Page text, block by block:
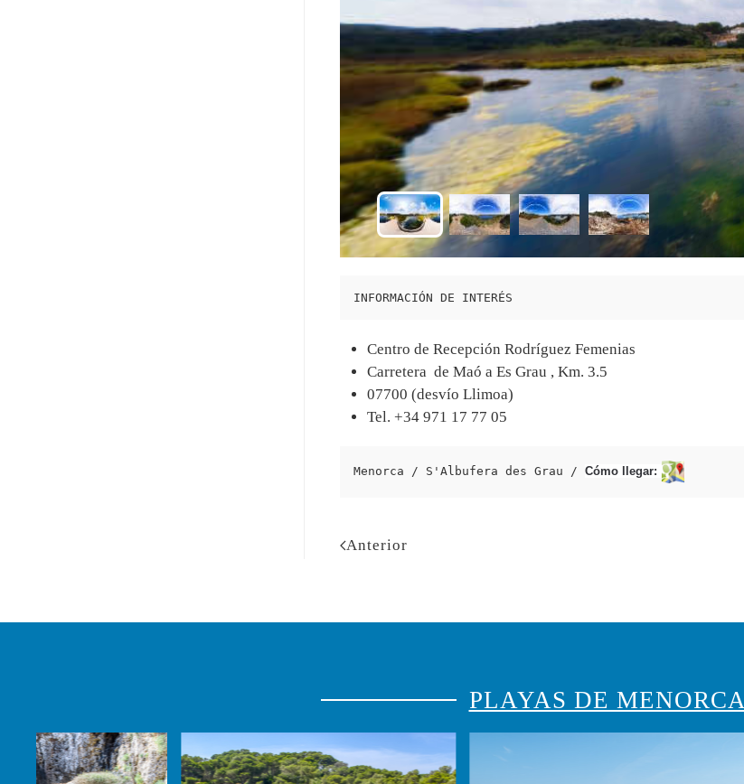
INFORMACIÓN DE INTERÉS
Centro de Recepción Rodríguez Femenias
Carretera de Maó a Es Grau , Km. 3.5
07700 (desvío Llimoa)
Tel. +34 971 17 77 05
Menorca / S'Albufera des Grau / Cómo llegar:
Anterior
PLAYAS DE MENORCA